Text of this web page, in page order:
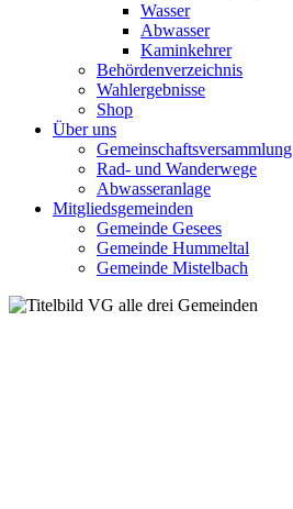
Wasser
Abwasser
Kaminkehrer
Behördenverzeichnis
Wahlergebnisse
Shop
Über uns
Gemeinschaftsversammlung
Rad- und Wanderwege
Abwasseranlage
Mitgliedsgemeinden
Gemeinde Gesees
Gemeinde Hummeltal
Gemeinde Mistelbach